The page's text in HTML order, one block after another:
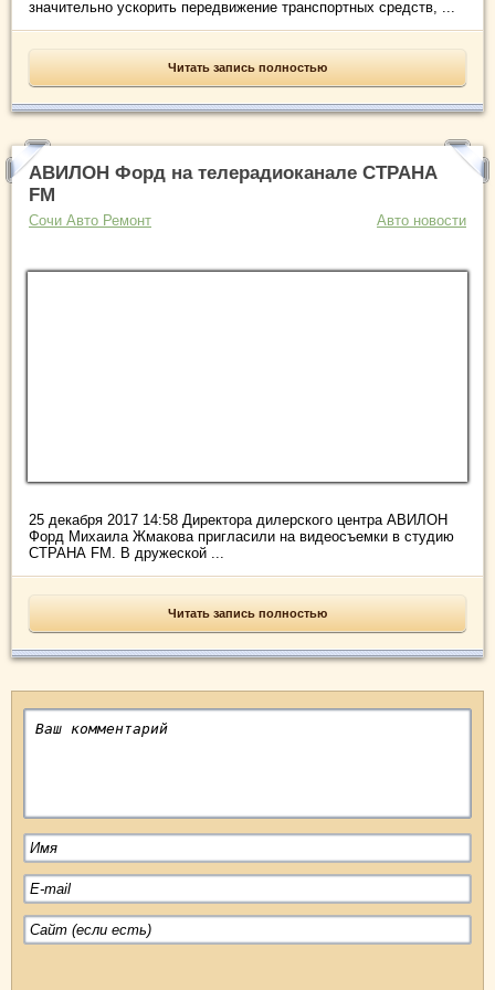
значительно ускорить передвижение транспортных средств, ...
Читать запись полностью
АВИЛОН Форд на телерадиоканале СТРАНА
FM
Сочи Авто Ремонт Авто новости
25 декабря 2017 14:58 Директора дилерского центра АВИЛОН
Форд Михаила Жмакова пригласили на видеосъемки в студию
СТРАНА FM. В дружеской ...
Читать запись полностью